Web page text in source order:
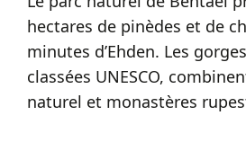
hectares de pinèdes et de
minutes d’Ehden. Les
classées UNESCO,
naturel et monastères